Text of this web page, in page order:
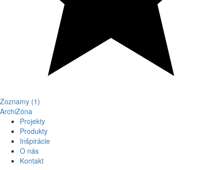
Zoznamy (1)
ArchiZóna
Projekty
Produkty
Inšpirácie
O nás
Kontakt